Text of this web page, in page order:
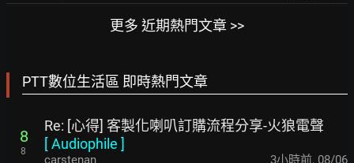
更多 近期熱門文章 >>
PTT數位生活區 即時熱門文章
8
8
Re: [心得] 客製化喇叭訂購流程分享-火狼電聲
[Audiophile ]
carstenan 3小時前, 08/06